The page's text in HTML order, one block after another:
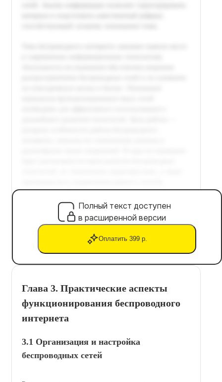
Полный текст доступен
в расширенной версии
Оплатить 399 р.
Глава 3. Практические аспекты
функционирования беспроводного
интернета
3.1 Организация и настройка
беспроводных сетей